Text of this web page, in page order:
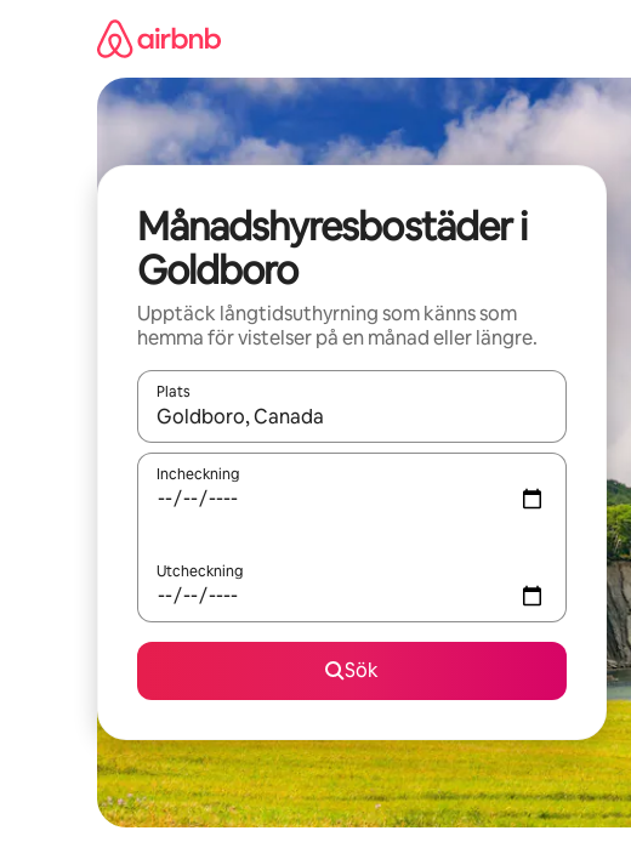
Månadshyresbostäder i
Goldboro
Upptäck långtidsuthyrning som känns som
hemma för vistelser på en månad eller längre.
Plats
När resultaten är tillgängliga kan du navigera med upp-
Incheckning
Utcheckning
Sök